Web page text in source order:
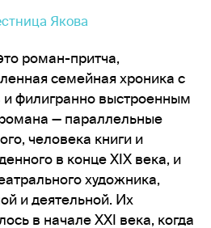
роман-притча,
семейная хроника с
филигранно выстроенным
— параллельные
человека книги и
в конце XIX века, и
художника,
и деятельной. Их
в начале XXI века, когда